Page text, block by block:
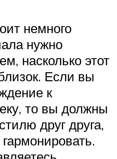
немного
нужно
насколько этот
Если вы
к
то вы должны
друг друга,